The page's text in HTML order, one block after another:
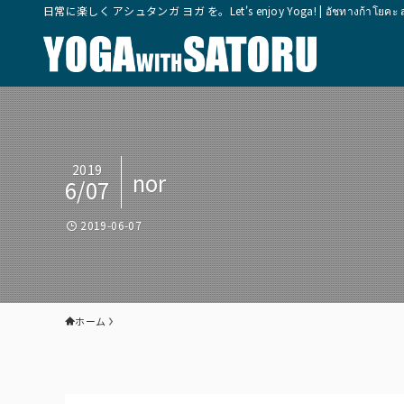
日常に楽しく アシュタンガ ヨガ を。Let's enjoy Yoga! | อัชทางก้าโย
nor
2019
6/07
2019-06-07
ホーム